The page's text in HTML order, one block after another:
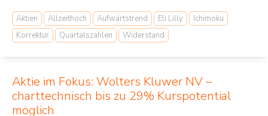
Aktien Allzeithoch Aufwärtstrend Eli Lilly
Ichimoku
Korrektur
Quartalszahlen Widerstand
Aktie im Fokus: Wolters Kluwer NV –
charttechnisch bis zu 29% Kurspotential
möglich